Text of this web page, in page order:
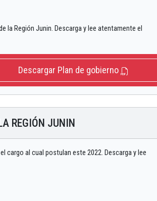
la Región Junin. Descarga y lee atentamente el
Descargar Plan de gobierno
REGIÓN JUNIN
cargo al cual postulan este 2022. Descarga y lee